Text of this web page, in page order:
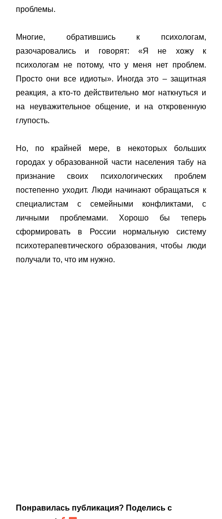
проблемы.
Многие, обратившись к психологам,
разочаровались и говорят: «Я не хожу к
психологам не потому, что у меня нет проблем.
Просто они все идиоты». Иногда это – защитная
реакция, а кто-то действительно мог наткнуться и
на неуважительное общение, и на откровенную
глупость.
Но, по крайней мере, в некоторых больших
городах у образованной части населения табу на
признание своих психологических проблем
постепенно уходит. Люди начинают обращаться к
специалистам с семейными конфликтами, с
личными проблемами. Хорошо бы теперь
сформировать в России нормальную систему
психотерапевтического образования, чтобы люди
получали то, что им нужно.
Понравилась публикация? Поделись с